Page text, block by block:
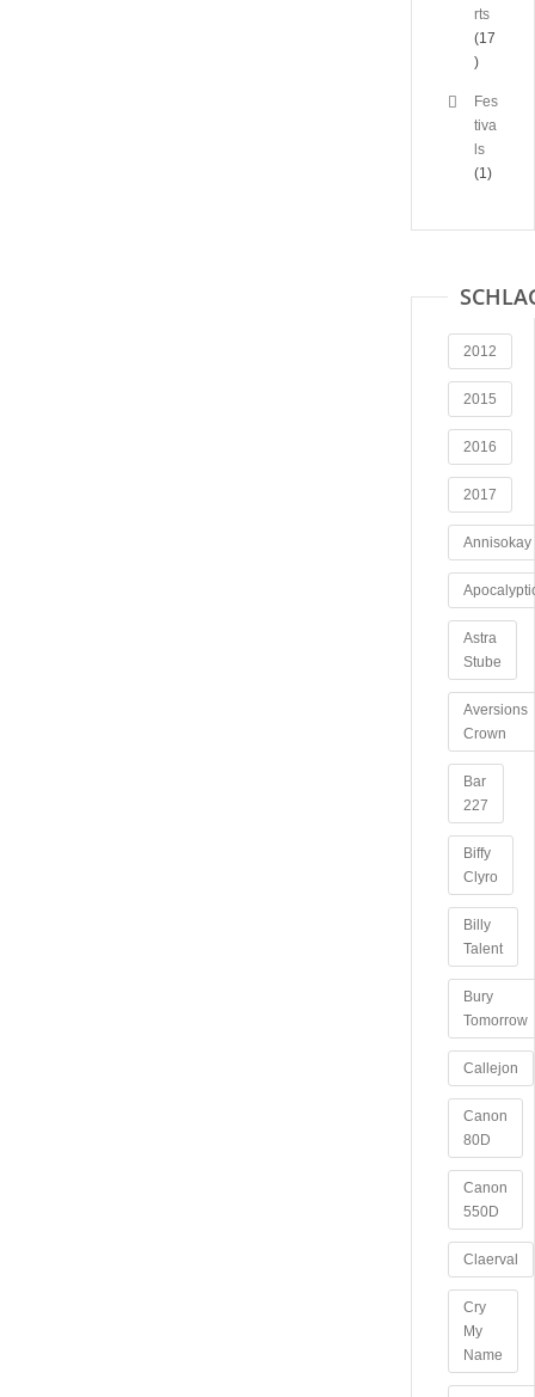
rts
(17
)
Fes
tiva
ls
(1)
2012
2015
2016
2017
Annisokay
Astra
Stube
Aversions
Crown
Bar
227
Biffy
Clyro
Billy
Talent
Bury
Tomorrow
Callejon
Canon
80D
Canon
550D
Claerval
Cry
My
Name